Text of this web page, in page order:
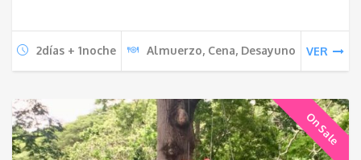
2días + 1noche Almuerzo, Cena, Desayuno VER
On Sale